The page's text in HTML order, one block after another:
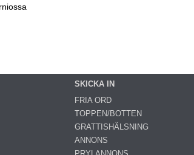
SKICKA IN
FRIA ORD
TOPPEN/BOTTEN
GRATTISHÄLSNING
ANNONS